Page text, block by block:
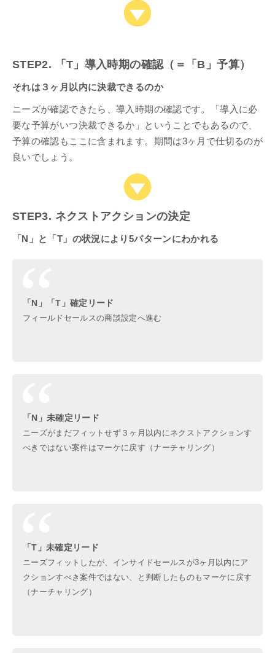
STEP2. 「T」導入時期の確認（＝「B」予算）
それは３ヶ月以内に決裁できるのか
ニーズが確認できたら、導入時期の確認です。「導入に必
要な予算がいつ決裁できるか」ということでもあるので、
予算の確認もここに含まれます。期間は3ヶ月で仕切るのが
良いでしょう。
STEP3. ネクストアクションの決定
「N」と「T」の状況により5パターンにわかれる
「N」「T」確定リード
フィールドセールスの商談設定へ進む
「N」未確定リード
ニーズがまだフィットせず３ヶ月以内にネクストアクションす
べきではない案件はマーケに戻す（ナーチャリング）
「T」未確定リード
ニーズフィットしたが、インサイドセールスが3ヶ月以内にア
クションすべき案件ではない、と判断したものもマーケに戻す
（ナーチャリング）